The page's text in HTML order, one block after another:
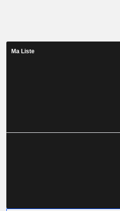
Ma Liste